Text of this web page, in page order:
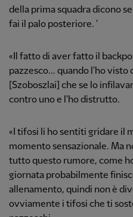
della prima squadra dicono
fai il palo posteriore. '
«Il fatto di aver fatto il
pazzesco... quando l'ho visto
[Szoboszlai] che se lo
contro uno e l'ho distrutto.
«I tifosi li ho sentiti gridare il
momento sensazionale. Ma
tutto questo rumore, come
giornata probabilmente
allenamento, quindi non è
ovviamente i tifosi che ti